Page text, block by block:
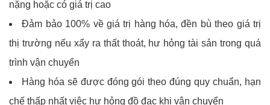
nặng hoặc có giá trị cao
Đảm bảo 100% về giá trị hàng hóa, đền bù theo giá trị
thị trường nếu xẩy ra thất thoát, hư hỏng tài sản trong quá
trình vận chuyển
Hàng hóa sẽ được đóng gói theo đúng quy chuẩn, hạn
chế thấp nhất việc hư hỏng đồ đạc khi vận chuyển